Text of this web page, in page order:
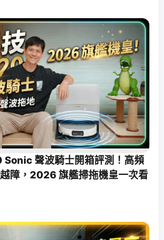
聲波騎士開箱評測！高頻
障，2026 旗艦掃拖機皇一次看